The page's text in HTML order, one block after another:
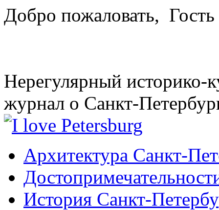
Добро пожаловать, Гость
Нерегулярный историко-
журнал о Санкт-
Архитектура Санкт-
История Санкт-